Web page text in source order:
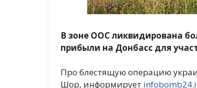
В зоне ООС ликвидирована
прибыли на Донбасс для
Про блестящую операцию
Шор, информирует